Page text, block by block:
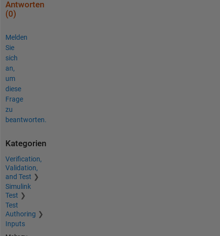
Antworten
(0)
Melden
Sie
sich
an,
um
diese
Frage
zu
beantworten.
Kategorien
Verification,
Validation,
and Test
Simulink
Test
Test
Authoring
Inputs